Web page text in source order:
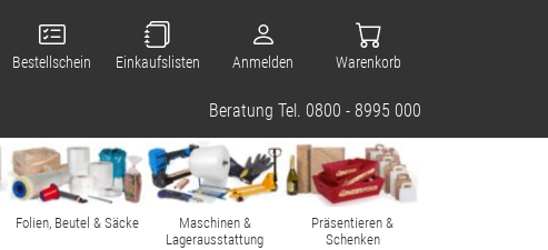
Bestellschein Einkaufslisten Anmelden Warenkorb
Beratung Tel. 0800 - 8995 000
Folien, Beutel & Säcke
Maschinen &
Lagerausstattung
Präsentieren &
Schenken